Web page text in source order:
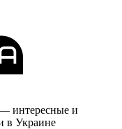
интересные и
в Украине